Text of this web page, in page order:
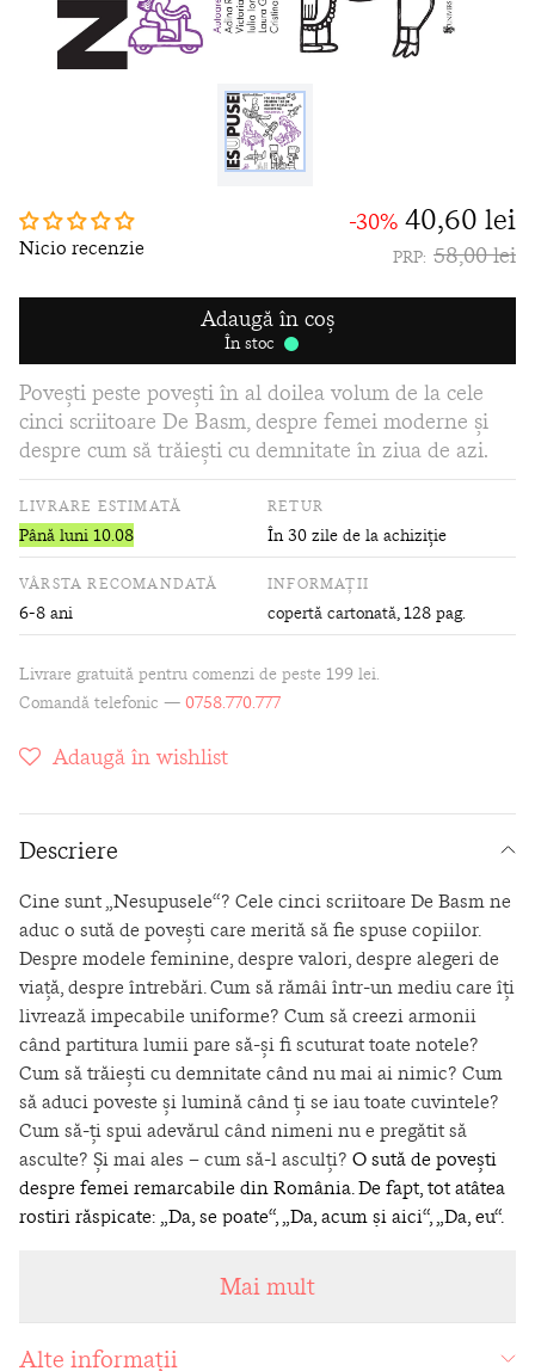
Nicio recenzie
-30% 40,60 lei
PRP: 58,00 lei
Adaugă în coș
În stoc
Povești peste povești în al doilea volum de la cele
cinci scriitoare De Basm, despre femei moderne și
despre cum să trăiești cu demnitate în ziua de azi.
LIVRARE ESTIMATĂ
Până luni 10.08
RETUR
În 30 zile de la achiziție
VÂRSTA RECOMANDATĂ
6-8 ani
INFORMAȚII
copertă cartonată, 128 pag.
Livrare gratuită pentru comenzi de peste 199 lei.
Comandă telefonic — 0758.770.777
Adaugă în wishlist
Descriere
Cine sunt „Nesupusele“? Cele cinci scriitoare De Basm ne
aduc o sută de povești care merită să fie spuse copiilor.
Despre modele feminine, despre valori, despre alegeri de
viață, despre întrebări. Cum să rămâi într-un mediu care îți
livrează impecabile uniforme? Cum să creezi armonii
când partitura lumii pare să-și fi scuturat toate notele?
Cum să trăiești cu demnitate când nu mai ai nimic? Cum
să aduci poveste și lumină când ți se iau toate cuvintele?
Cum să-ți spui adevărul când nimeni nu e pregătit să
asculte? Și mai ales – cum să-l asculți? O sută de povești
despre femei remarcabile din România. De fapt, tot atâtea
rostiri răspicate: „Da, se poate“, „Da, acum și aici“, „Da, eu“.
de poveste: cât de mult crezi, cât de mult speri, cât de mult
faci, cât de mult ai grijă, cât de mult iubești. Cristina
Andone
Mai mult
Alte informații